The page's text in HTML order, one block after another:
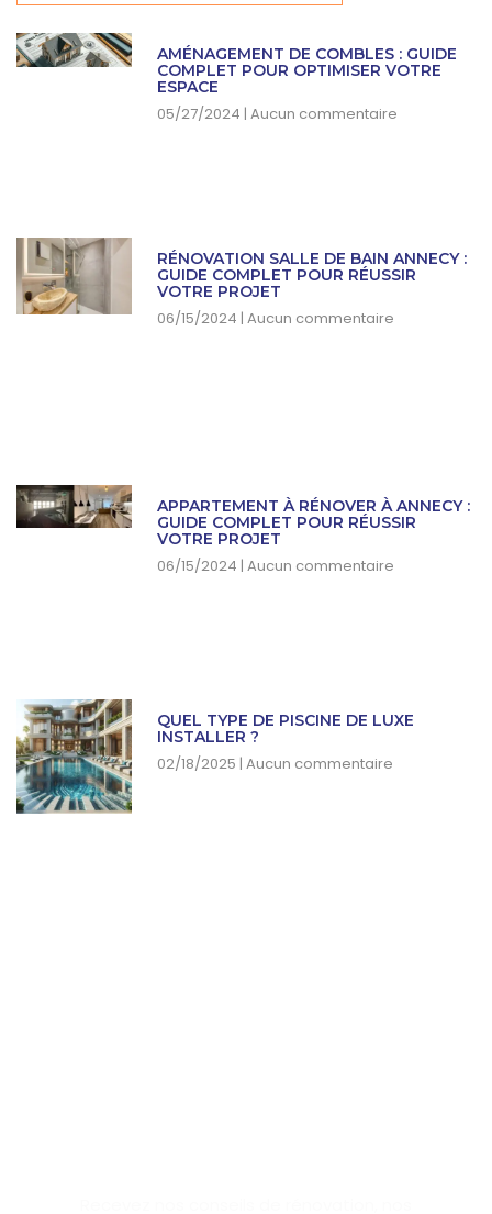
AMÉNAGEMENT DE COMBLES : GUIDE
COMPLET POUR OPTIMISER VOTRE
ESPACE
05/27/2024 Aucun commentaire
RÉNOVATION SALLE DE BAIN ANNECY :
GUIDE COMPLET POUR RÉUSSIR
VOTRE PROJET
06/15/2024 Aucun commentaire
APPARTEMENT À RÉNOVER À ANNECY :
GUIDE COMPLET POUR RÉUSSIR
VOTRE PROJET
06/15/2024 Aucun commentaire
QUEL TYPE DE PISCINE DE LUXE
INSTALLER ?
02/18/2025 Aucun commentaire